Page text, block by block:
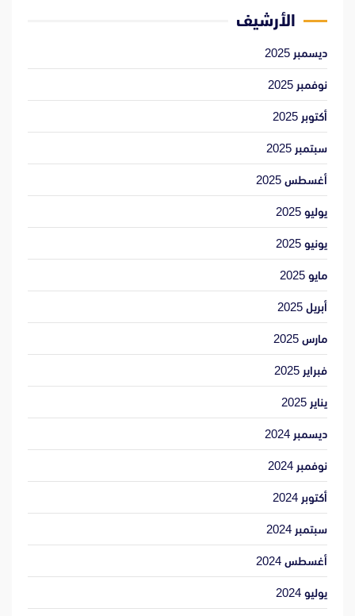
الأرشيف
ديسمبر 2025
نوفمبر 2025
أكتوبر 2025
سبتمبر 2025
أغسطس 2025
يوليو 2025
يونيو 2025
مايو 2025
أبريل 2025
مارس 2025
فبراير 2025
يناير 2025
ديسمبر 2024
نوفمبر 2024
أكتوبر 2024
سبتمبر 2024
أغسطس 2024
يوليو 2024